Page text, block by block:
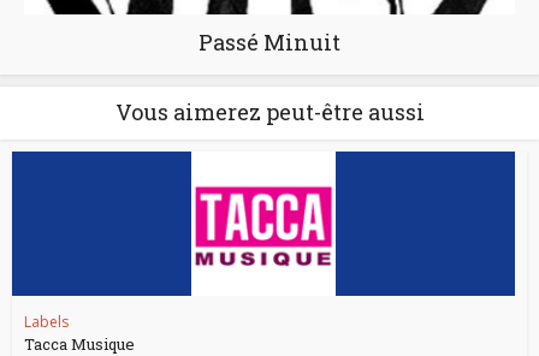
Passé Minuit
Vous aimerez peut-être aussi
Labels
Tacca Musique